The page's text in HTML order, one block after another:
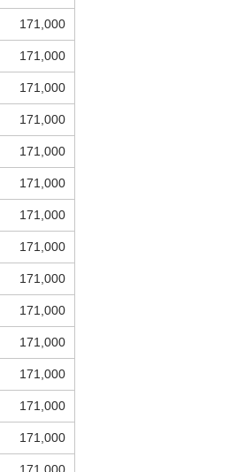
171,000
171,000
171,000
171,000
171,000
171,000
171,000
171,000
171,000
171,000
171,000
171,000
171,000
171,000